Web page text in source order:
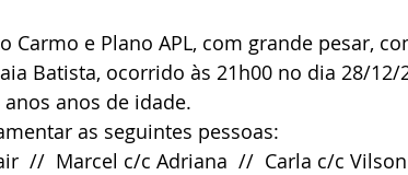
Carmo e Plano APL, com grande pesar,
Batista, ocorrido às 21h00 no dia 28/12/
anos de idade.
as seguintes pessoas:
//  Marcel c/c Adriana  //  Carla c/c Vilson